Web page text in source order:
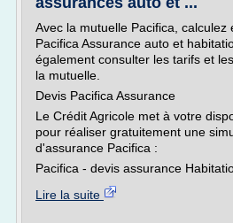
Avec la mutuelle Pacifica, calculez
Pacifica Assurance auto et
également consulter les tarifs et
la mutuelle.
Devis Pacifica Assurance
Le Crédit Agricole met à votre
pour réaliser gratuitement une
d'assurance Pacifica :
Pacifica - devis assurance
Lire la suite